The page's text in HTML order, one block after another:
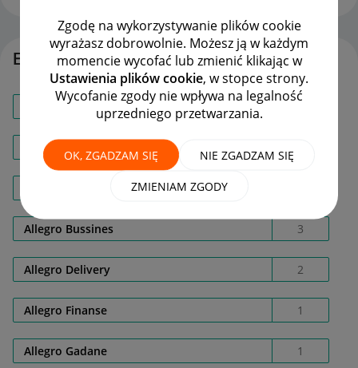
Zgodę na wykorzystywanie plików cookie
wyrażasz dobrowolnie. Możesz ją w każdym
momencie wycofać lub zmienić klikając w
Ustawienia plików cookie, w stopce strony.
Wycofanie zgody nie wpływa na legalność
uprzedniego przetwarzania.
OK, ZGADZAM SIĘ NIE ZGADZAM SIĘ
ZMIENIAM ZGODY
Etykiety
18561400398
Allegro Bussines 3
Allegro Delivery 2
Allegro Finanse 1
Allegro Gadane 1